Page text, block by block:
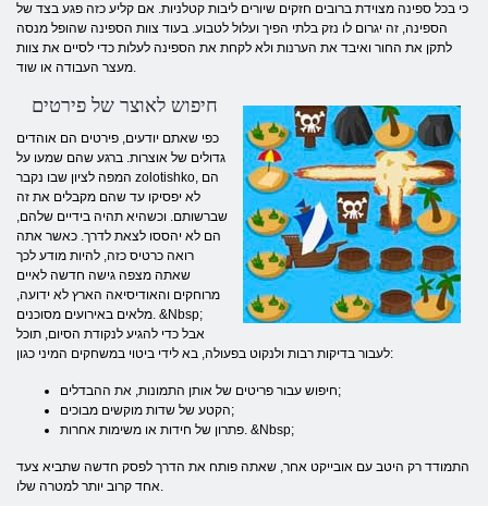
כי בכל ספינה מצוידת ברובים חזקים שיורים ליבות קטלניות. אם קליע כזה פגע בצד של
הספינה, זה יגרום לו נזק בלתי הפיך ועלול לטבוע. בעוד צוות הספינה שהופל מנסה
לתקן את החור ואיבד את הערנות ולא לקחת את הספינה לעלות כדי לסיים את צוות
מעצר העבודה או שוד.
חיפוש לאוצר של פירטים
כפי שאתם יודעים, פירטים הם אוהדים
גדולים של אוצרות. ברגע שהם שמעו על
המפה לציון שבו נקבר zolotishko, הם
לא יפסיקו עד שהם מקבלים את זה
שברשותם. וכשהיא תהיה בידיים שלהם,
הם לא יהססו לצאת לדרך. כאשר אתה
רואה כרטיס כזה, להיות מודע לכך
שאתה מצפה גישה חדשה לאיים
מרוחקים והאודיסיאה הארץ לא ידועה,
מלאים באירועים מסוכנים. &Nbsp;
אבל כדי להגיע לנקודת הסיום, תוכל
לעבור בדיקות רבות ולנקוט בפעולה, בא לידי ביטוי במשחקים המיני כגון:
חיפוש עבור פריטים של אותן התמונות, את ההבדלים;
הקטע של שדות מוקשים מבוכים;
פתרון של חידות או משימות אחרות. &Nbsp;
התמודד רק היטב עם אובייקט אחר, שאתה פותח את הדרך לפסק חדשה שתביא צעד
אחד קרוב יותר למטרה שלו.